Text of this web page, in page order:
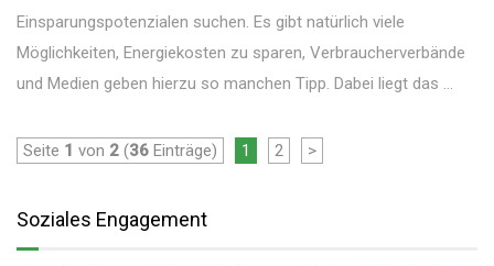
Einsparungspotenzialen suchen. Es gibt natürlich viele
Möglichkeiten, Energiekosten zu sparen, Verbraucherverbände
und Medien geben hierzu so manchen Tipp. Dabei liegt das ...
Seite 1 von 2 (36 Einträge) 1 2 >
Soziales Engagement